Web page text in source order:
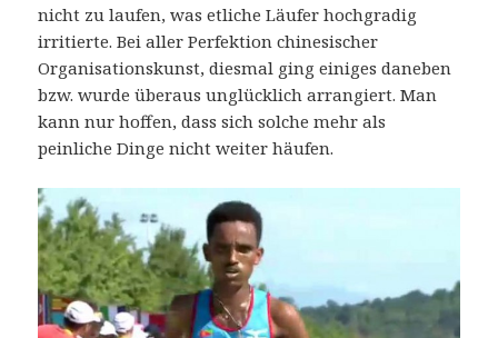
nicht zu laufen, was etliche Läufer hochgradig
irritierte. Bei aller Perfektion chinesischer
Organisationskunst, diesmal ging einiges daneben
bzw. wurde überaus unglücklich arrangiert. Man
kann nur hoffen, dass sich solche mehr als
peinliche Dinge nicht weiter häufen.